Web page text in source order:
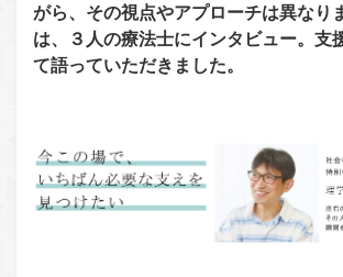
がら、その視点やアプローチは異なり
は、３人の療法士にインタビュー。支
て語っていただきました。